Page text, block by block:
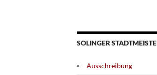
SOLINGER
Ausschreibung